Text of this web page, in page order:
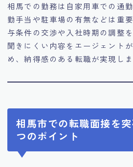
相馬での勤務は自家用車での通
勤手当や駐車場の有無などは重
与条件の交渉や入社時期の調整
聞きにくい内容をエージェント
め、納得感のある転職が実現しま
相馬市での転職面接を
つのポイント